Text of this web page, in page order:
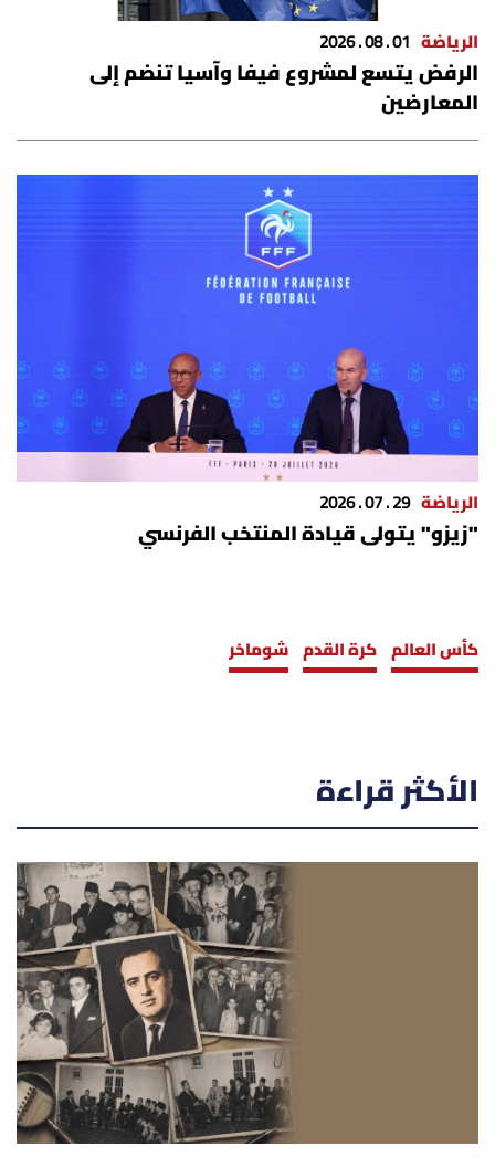
الرياضة 01 . 08 . 2026
الرفض يتسع لمشروع فيفا وآسيا تنضم إلى
المعارضين
الرياضة 29 . 07 . 2026
"زيزو" يتولى قيادة المنتخب الفرنسي
كأس العالم كرة القدم شوماخر
الأكثر قراءة